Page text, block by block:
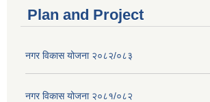
Plan and Project
नगर विकास योजना २०८२/०८३
नगर विकास योजना २०८१/०८२